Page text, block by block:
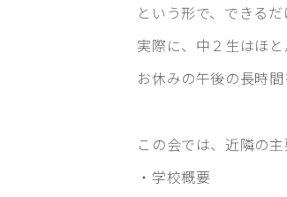
という形で、できる
実際に、中２生はほ
お休みの午後の長時
この会では、近隣の
・学校概要